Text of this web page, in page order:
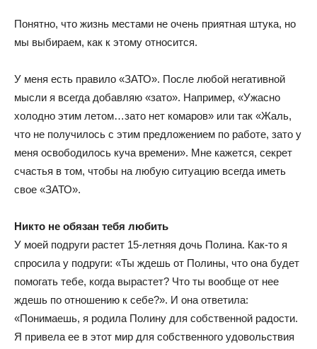
Понятно, что жизнь местами не очень приятная штука, но
мы выбираем, как к этому относится.
У меня есть правило «ЗАТО». После любой негативной
мысли я всегда добавляю «зато». Например, «Ужасно
холодно этим летом…зато нет комаров» или так «Жаль,
что не получилось с этим предложением по работе, зато у
меня освободилось куча времени». Мне кажется, секрет
счастья в том, чтобы на любую ситуацию всегда иметь
свое «ЗАТО».
Никто не обязан тебя любить
У моей подруги растет 15-летняя дочь Полина. Как-то я
спросила у подруги: «Ты ждешь от Полины, что она будет
помогать тебе, когда вырастет? Что ты вообще от нее
ждешь по отношению к себе?». И она ответила:
«Понимаешь, я родила Полину для собственной радости.
Я привела ее в этот мир для собственного удовольствия